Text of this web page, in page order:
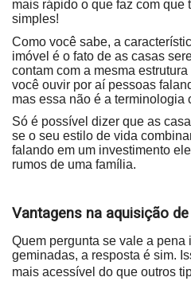
mais rápido o que faz com que
simples!
Como você sabe, a
imóvel é o fato de as casas
contam com a mesma
você ouvir por aí pessoas
mas essa não é a terminologia
Só é possível dizer que as
se o seu estilo de vida
falando em um investimento
rumos de uma família.
Vantagens na aquisição
Quem pergunta se vale a pena
geminadas, a resposta é sim.
mais acessível do que outros